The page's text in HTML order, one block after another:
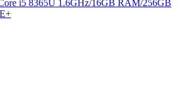
i5 8365U 1.6GHz/16GB RAM/256GB